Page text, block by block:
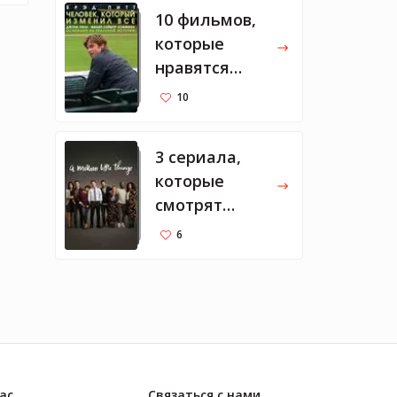
10 фильмов,
которые
нравятся
Марку
10
3 сериала,
которые
смотрят
Мелинда и
6